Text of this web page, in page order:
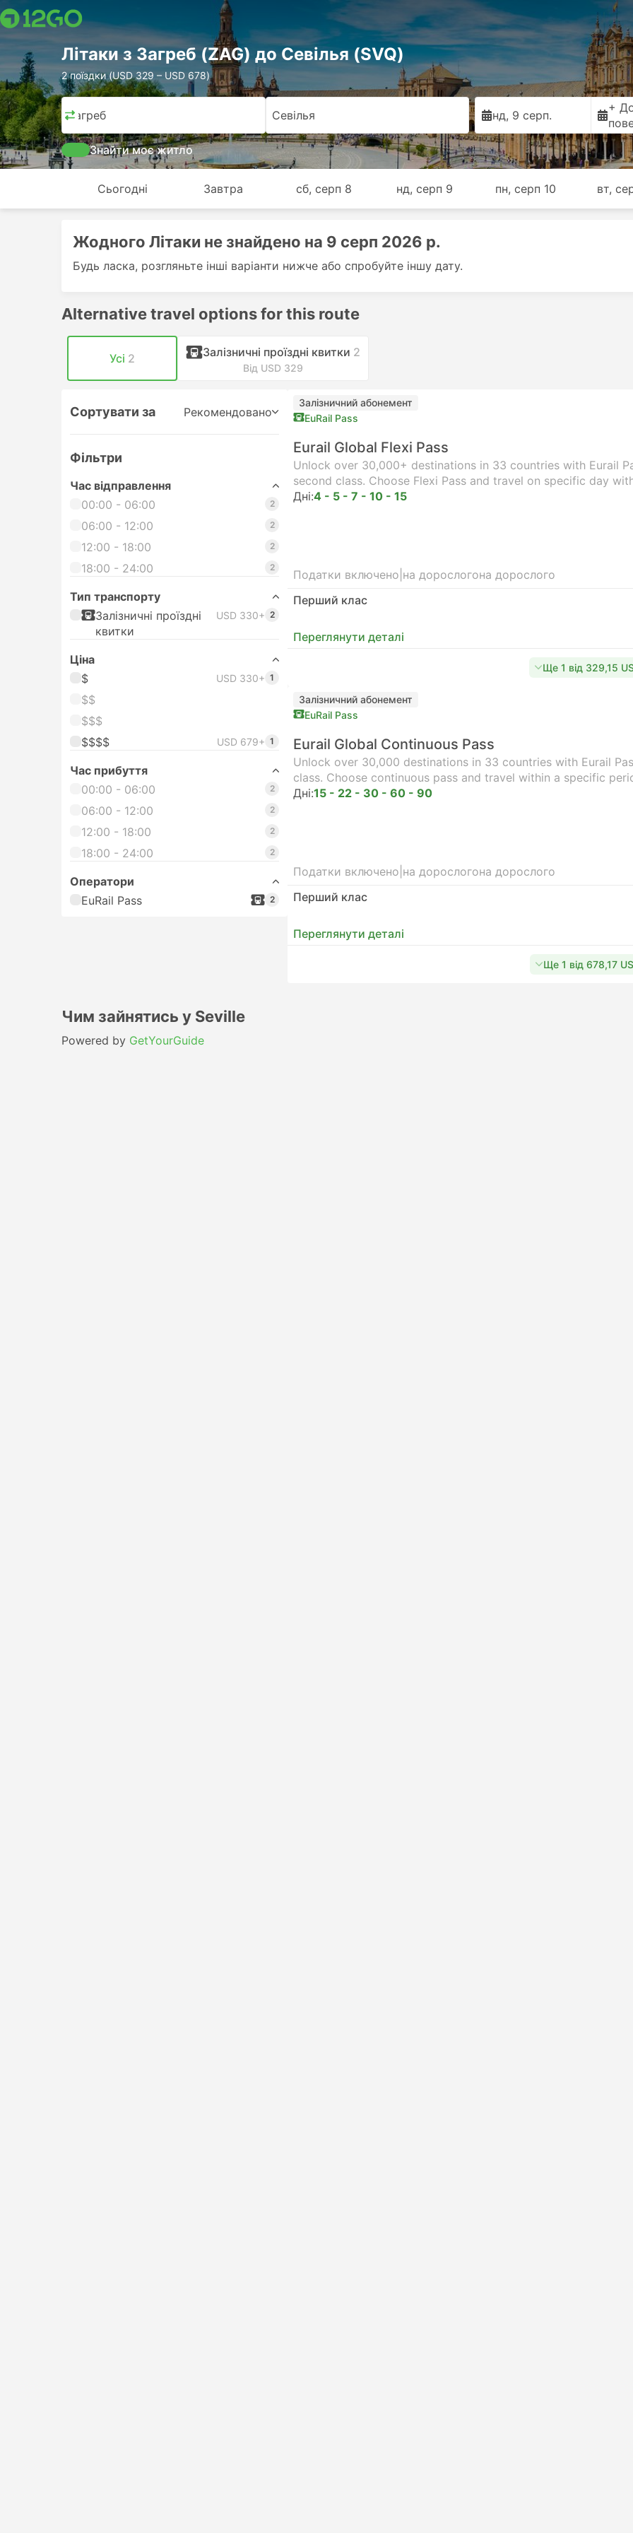
Лiтаки з Загреб (ZAG) до Севілья (SVQ)
2 поїздки (USD 329 – USD 678)
Загреб Севілья нд, 9 серп.
+
Знайти моє житло
Сьогодні Завтра сб, серп 8 нд, серп 9 пн, серп 10 вт,
Жодного Лiтаки не знайдено на 9 серп 2026 р.
Будь ласка, розгляньте інші варіанти нижче або спробуйте іншу дату.
Alternative travel options for this route
Усі 2 Залізничні проїздні квитки 2
Від USD 329
Сортувати за Рекомендовано
Фільтри
Час відправлення
00:00 - 06:00
2
06:00 - 12:00 2
12:00 - 18:00 2
18:00 - 24:00 2
Тип транспорту
Залізничні проїздні
квитки
USD 330+ 2
Цiна
$
USD 330+ 1
$$
$$$
$$$$
USD 679+ 1
Час прибуття
00:00 - 06:00
2
06:00 - 12:00 2
12:00 - 18:00 2
18:00 - 24:00 2
Оператори
EuRail Pass
2
Залізничний абонемент
EuRail Pass
Eurail Global Flexi Pass
Unlock over 30,000+ destinations in 33 countries with Eurail
second class. Choose Flexi Pass and travel on specific day
Днi:4 - 5 - 7 - 10 - 15
Податки включено на дорослогона дорослого
Перший клас
Переглянути деталі
Ще 1 від 329,15
Залізничний абонемент
EuRail Pass
Eurail Global Continuous Pass
Unlock over 30,000 destinations in 33 countries with Eurail
class. Choose continuous pass and travel within a specific
Днi:15 - 22 - 30 - 60 - 90
Податки включено на дорослогона дорослого
Перший клас
Переглянути деталі
Ще 1 від 678,17
Чим зайнятись у Seville
Powered by GetYourGuide